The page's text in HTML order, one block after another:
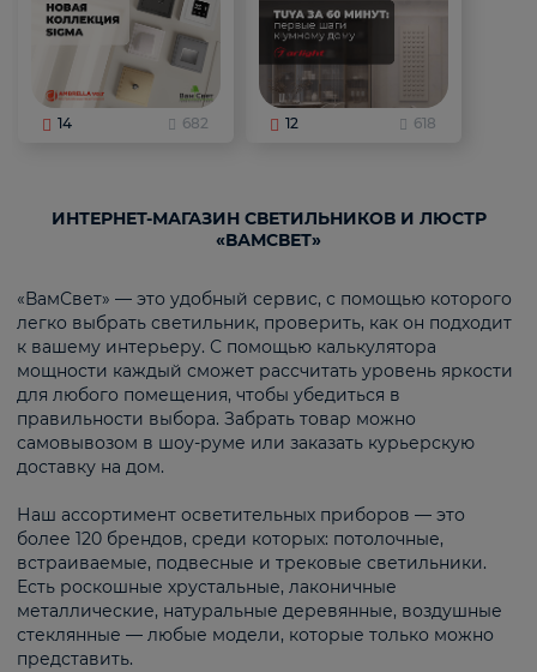
14 682 12 618
ИНТЕРНЕТ-МАГАЗИН СВЕТИЛЬНИКОВ И ЛЮСТР
«ВАМСВЕТ»
«ВамСвет» — это удобный сервис, с помощью которого
легко выбрать светильник, проверить, как он подходит
к вашему интерьеру. С помощью калькулятора
мощности каждый сможет рассчитать уровень яркости
для любого помещения, чтобы убедиться в
правильности выбора. Забрать товар можно
самовывозом в шоу-руме или заказать курьерскую
доставку на дом.
Наш ассортимент осветительных приборов — это
более 120 брендов, среди которых: потолочные,
встраиваемые, подвесные и трековые светильники.
Есть роскошные хрустальные, лаконичные
металлические, натуральные деревянные, воздушные
стеклянные — любые модели, которые только можно
представить.